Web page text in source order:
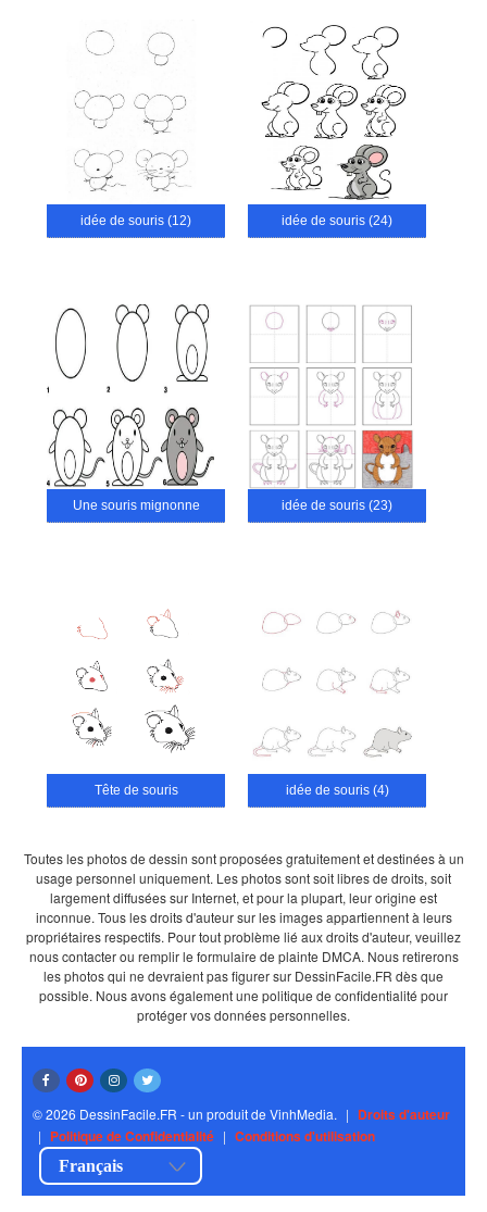
idée de souris (12) idée de souris (24)
Une souris mignonne idée de souris (23)
Tête de souris idée de souris (4)
Toutes les photos de dessin sont proposées gratuitement et destinées à un
usage personnel uniquement. Les photos sont soit libres de droits, soit
largement diffusées sur Internet, et pour la plupart, leur origine est
inconnue. Tous les droits d'auteur sur les images appartiennent à leurs
propriétaires respectifs. Pour tout problème lié aux droits d'auteur, veuillez
nous contacter ou remplir le formulaire de plainte DMCA. Nous retirerons
les photos qui ne devraient pas figurer sur DessinFacile.FR dès que
possible. Nous avons également une politique de confidentialité pour
protéger vos données personnelles.
© 2026 DessinFacile.FR - un produit de VinhMedia. | Droits d'auteur
| Politique de Confidentialité | Conditions d'utilisation
Français